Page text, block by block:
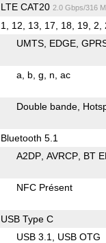
LTE CAT20 2.0 Gbps/316
1, 12, 13, 17, 18, 19,
UMTS EDGE
a b g n ac
Double bande
Bluetooth 5.1
A2DP AVRCP BT
NFC Présent
USB Type C
USB 3.1 USB OTG